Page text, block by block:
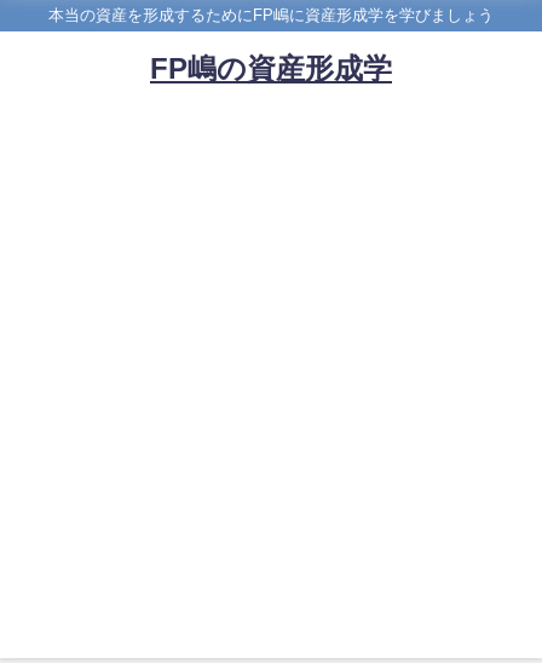
本当の資産を形成するためにFP嶋に資産形成学を学びましょう
FP嶋の資産形成学